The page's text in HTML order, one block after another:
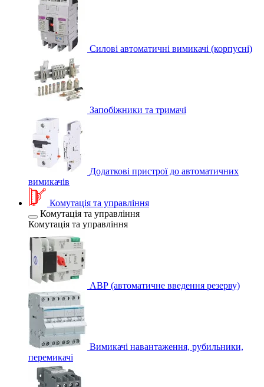
Силові автоматичні вимикачі (корпусні)
Запобіжники та тримачі
Додаткові пристрої до автоматичних
вимикачів
Комутація та управління
Комутація та управління
Комутація та управління
АВР (автоматичне введення резерву)
Вимикачі навантаження, рубильники,
перемикачі